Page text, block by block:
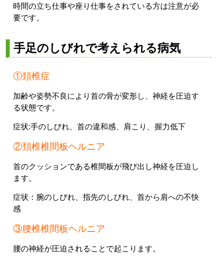
時間の立ち仕事や座り仕事をされている方は注意が必
要です。
手足のしびれで考えられる病気
①頚椎症
加齢や姿勢不良により首の骨が変形し、神経を圧迫す
る状態です。
症状:手のしびれ、 首の違和感、 肩こり、 握力低下
②頚椎椎間板ヘルニア
首のクッションである椎間板が飛び出し神経を圧迫し
ます。
症状： 腕のしびれ、 指先のしびれ、 首から肩への不快
感
③腰椎椎間板ヘルニア
腰の神経が圧迫されることで起こります。